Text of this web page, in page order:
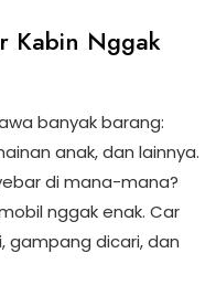
Kabin Nggak
banyak barang:
anak, dan lainnya.
di mana-mana?
nggak enak. Car
gampang dicari, dan